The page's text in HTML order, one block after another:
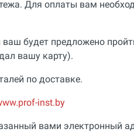
Для оплаты вам
будет предложено
вашу карту).
по доставке.
inst.by
вами электронный